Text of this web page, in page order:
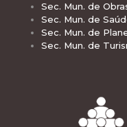
Sec. Mun. de
Sec. Mun. de
Sec. Mun. de
Sec. Mun. de